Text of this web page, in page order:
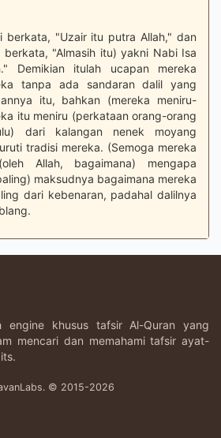
berkata, "Uzair itu putra Allah," dan
"Almasih itu) yakni Nabi Isa
Demikian itulah ucapan mereka
tanpa ada sandaran dalil yang
itu, bahkan (mereka meniru-
itu meniru (perkataan orang-orang
dari kalangan nenek moyang
tradisi mereka. (Semoga mereka
Allah, bagaimana) mengapa
maksudnya bagaimana mereka
dari kebenaran, padahal dalilnya
engine khusus tafsir Al-Quran yang
mencari dan memahami tafsir ayat-
© 2015-2026